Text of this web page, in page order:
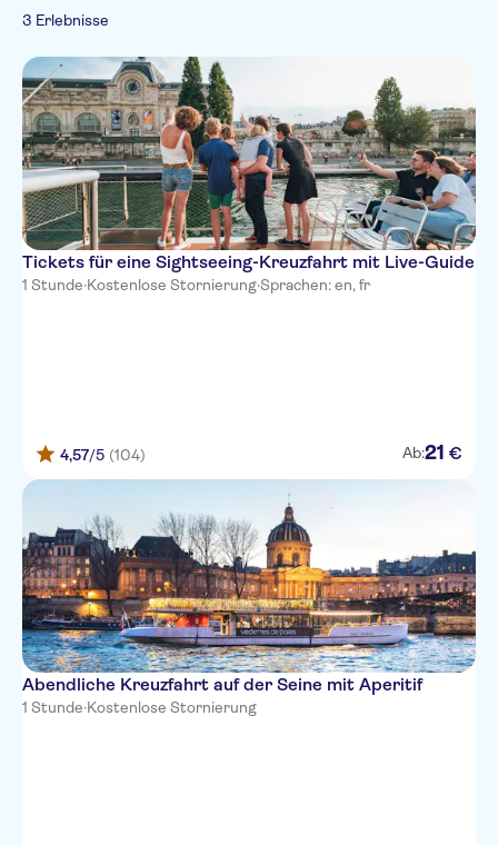
3 Erlebnisse
Tickets für eine Sightseeing-Kreuzfahrt mit Live-Guide
1 Stunde·Kostenlose Stornierung·Sprachen: en, fr
4,57/5 (104) Ab:21 €
Abendliche Kreuzfahrt auf der Seine mit Aperitif
1 Stunde·Kostenlose Stornierung